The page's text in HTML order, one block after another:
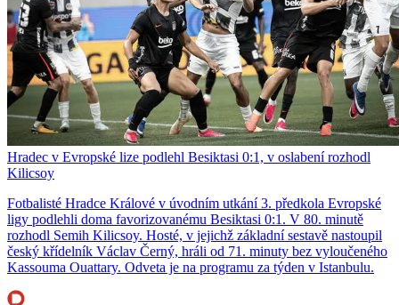
Hradec v Evropské lize podlehl Besiktasi 0:1, v oslabení rozhodl
Kilicsoy
Fotbalisté Hradce Králové v úvodním utkání 3. předkola Evropské
ligy podlehli doma favorizovanému Besiktasi 0:1. V 80. minutě
rozhodl Semih Kilicsoy. Hosté, v jejichž základní sestavě nastoupil
český křídelník Václav Černý, hráli od 71. minuty bez vyloučeného
Kassouma Ouattary. Odveta je na programu za týden v Istanbulu.